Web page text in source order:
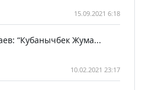
15.09.2021 6:18
“Кубанычбек Жума...
10.02.2021 23:17